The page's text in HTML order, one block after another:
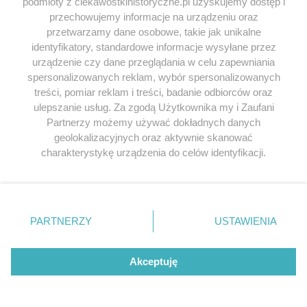
Klark G.:
Włosi tam nic nie zrobili ich marynarke rozjechano
bardzo szybko za to Niemcy jak najbardziej sami
Amerykanie mogli podziwiać łuny tonących statków u
ich wybrzeży tzw operacaj Paukenschlag
Karol K.:
Nie wiedziałem że Włosi byli aż tak zuchwali. Sprawiali
wrażenia że ciągle stają w cieniu III Rzeszy i słabo u
Jeśli chcesz zgłosićliterówkę lub błąd ortograficzny
kliknij TUTAJ
przechowujemy informacje na urządzeniu oraz
przetwarzamy dane osobowe, takie jak unikalne
identyfikatory, standardowe informacje wysyłane przez
urządzenie czy dane przeglądania w celu zapewniania
spersonalizowanych reklam, wybór spersonalizowanych
treści, pomiar reklam i treści, badanie odbiorców oraz
ulepszanie usług. Za zgodą Użytkownika my i Zaufani
Partnerzy możemy używać dokładnych danych
geolokalizacyjnych oraz aktywnie skanować
charakterystykę urządzenia do celów identyfikacji.
zmienić/wycofać klikając przycisk ustawień prywatności
znajdujący się w lewym dolnym rogu strony
. Niektóre
użytkownika, ale masz prawo sprzeciwić się takiemu
przetwarzaniu. Preferencje będą miały zastosowania tylko
PARTNERZY USTAWIENIA
Akceptuję